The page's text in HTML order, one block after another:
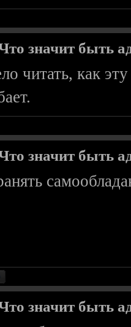
значит быть
читать, как
значит быть
значит быть